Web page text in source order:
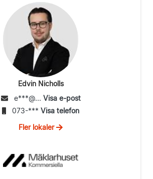
Edvin Nicholls
e***@... Visa e-post
073-*** Visa telefon
Fler lokaler